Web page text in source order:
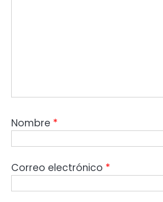
Nombre *
Correo electrónico *